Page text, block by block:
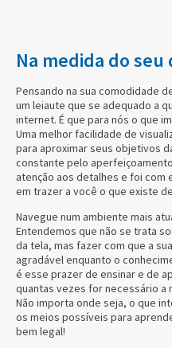
Na medida do seu
Pensando na sua comodidade
um leiaute que se adequado a
internet. É que para nós o que
Uma melhor facilidade de
para aproximar seus objetivos
constante pelo
atenção aos detalhes e foi com
em trazer a você o que existe
Navegue num ambiente mais
Entendemos que não se trata
da tela, mas fazer com que a
agradável enquanto o
é esse prazer de ensinar e de
quantas vezes for necessário a
Não importa onde seja, o que
os meios possíveis para
bem legal!